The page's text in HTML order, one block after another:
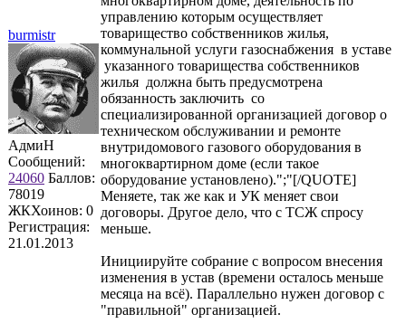
burmistr
АдмиН
Сообщений:
24060 Баллов:
78019
ЖКХоинов: 0
Регистрация:
21.01.2013
управлению которым осуществляет
товарищество собственников жилья,
коммунальной услуги газоснабжения в уставе
указанного товарищества собственников
жилья должна быть предусмотрена
обязанность заключить со
специализированной организацией договор о
техническом обслуживании и ремонте
внутридомового газового оборудования в
многоквартирном доме (если такое
оборудование установлено).";"[/QUOTE]
Меняете, так же как и УК меняет свои
договоры. Другое дело, что с ТСЖ спросу
меньше.
Инициируйте собрание с вопросом внесения
изменения в устав (времени осталось меньше
месяца на всё). Параллельно нужен договор с
"правильной" организацией.